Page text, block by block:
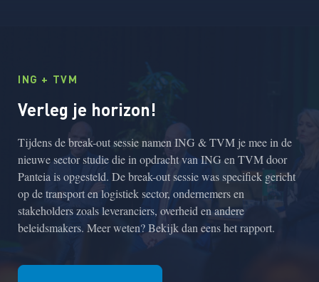
ING + TVM
Verleg je horizon!
Tijdens de break-out sessie namen ING & TVM je mee in de
nieuwe sector studie die in opdracht van ING en TVM door
Panteia is opgesteld. De break-out sessie was specifiek gericht
op de transport en logistiek sector, ondernemers en
stakeholders zoals leveranciers, overheid en andere
beleidsmakers. Meer weten? Bekijk dan eens het rapport.